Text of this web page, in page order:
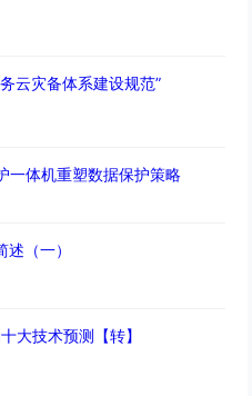
云灾备体系建设规范”
一体机重塑数据保护策略
（一）
大技术预测【转】